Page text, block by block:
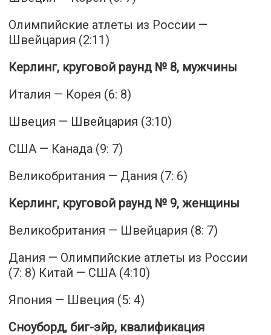
Олимпийские атлеты из России —
Швейцария (2:11)
Керлинг, круговой раунд № 8, мужчины
Италия — Корея (6: 8)
Швеция — Швейцария (3:10)
США — Канада (9: 7)
Великобритания — Дания (7: 6)
Керлинг, круговой раунд № 9, женщины
Великобритания — Швейцария (8: 7)
Дания — Олимпийские атлеты из России
(7: 8) Китай — США (4:10)
Япония — Швеция (5: 4)
Сноуборд, биг-эйр, квалификация